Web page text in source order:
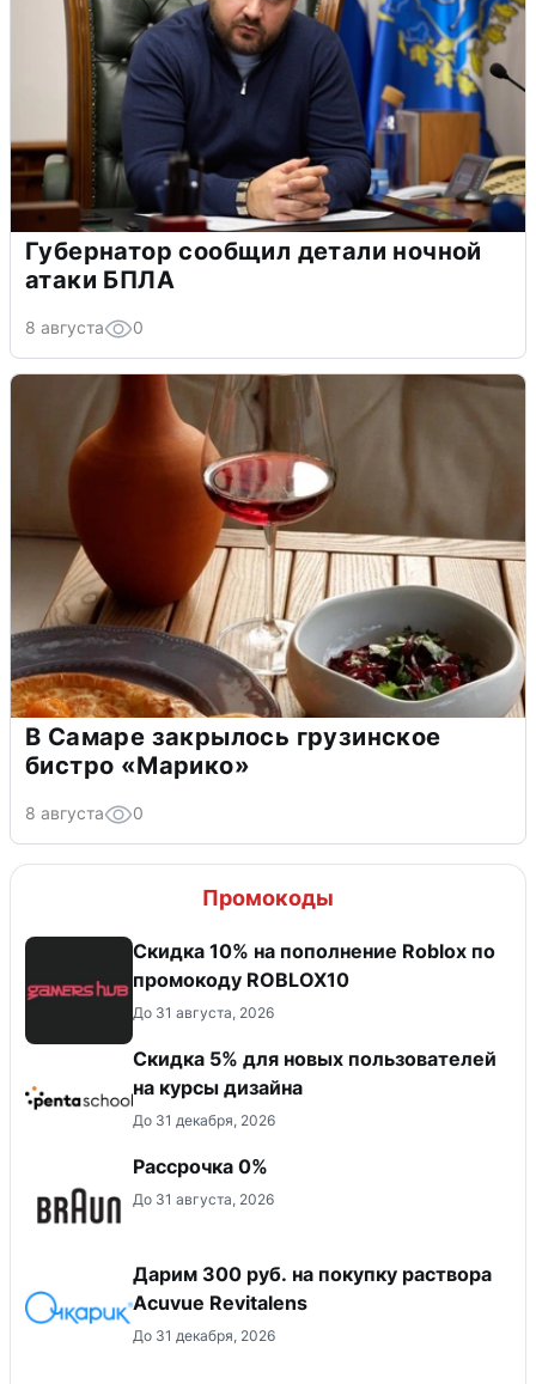
Губернатор сообщил детали ночной
атаки БПЛА
8 августа 0
В Самаре закрылось грузинское
бистро «Марико»
8 августа 0
Промокоды
Скидка 10% на пополнение Roblox по
промокоду ROBLOX10
До 31 августа, 2026
Скидка 5% для новых пользователей
на курсы дизайна
До 31 декабря, 2026
Рассрочка 0%
До 31 августа, 2026
Дарим 300 руб. на покупку раствора
Acuvue Revitalens
До 31 декабря, 2026